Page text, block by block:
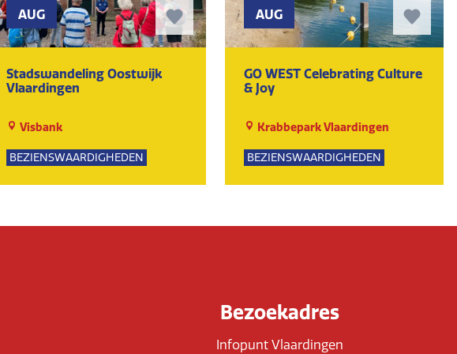
AUG
Stadswandeling Oostwijk
Vlaardingen
Visbank
BEZIENSWAARDIGHEDEN
KUNST EN CULTUUR
AUG
GO WEST Celebrating Culture
& Joy
Krabbepark Vlaardingen
BEZIENSWAARDIGHEDEN
KUNST EN CULTUUR
Bezoekadres
Infopunt Vlaardingen